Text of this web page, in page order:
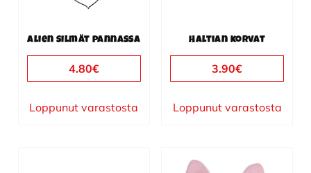
Alien silmät pannassa
4.80€
Loppunut varastosta
Haltian korvat
3.90€
Loppunut varastosta